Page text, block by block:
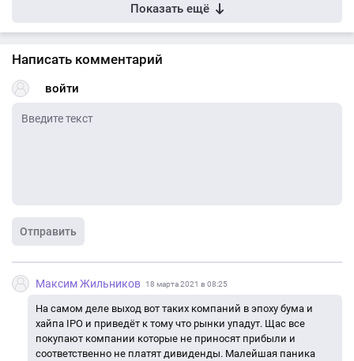
Показать ещё
Написать комментарий
войти
Отправить
Максим Жильников 18 марта 2021 в 08:25
На самом деле выход вот таких компаний в эпоху бума и
хайпа IPO и приведёт к тому что рынки упадут. Щас все
покупают компании которые не приносят прибыли и
соответственно не платят дивиденды. Малейшая паника